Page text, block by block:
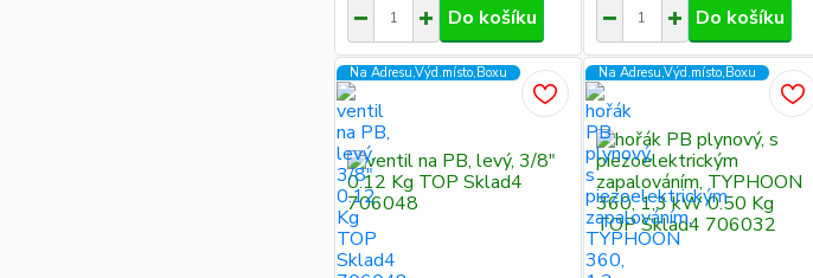
Do košíku Do košíku
Na Adresu,Výd.místo,Boxu Na Adresu,Výd.místo,Boxu